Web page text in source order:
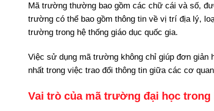
Mã trường thường bao gồm các chữ cái và số,
trường có thể bao gồm thông tin về vị trí địa lý,
trường trong hệ thống giáo dục quốc gia.
Việc sử dụng mã trường không chỉ giúp đơn giản
nhất trong việc trao đổi thông tin giữa các cơ
Vai trò của mã trường đại học trong